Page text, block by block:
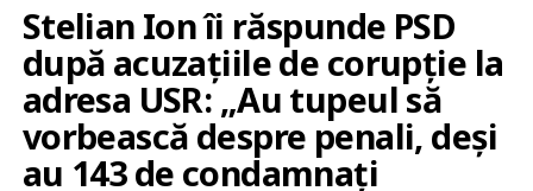
Stelian Ion îi răspunde PSD
după acuzațiile de corupție la
adresa USR: „Au tupeul să
vorbească despre penali, deși
au 143 de condamnați